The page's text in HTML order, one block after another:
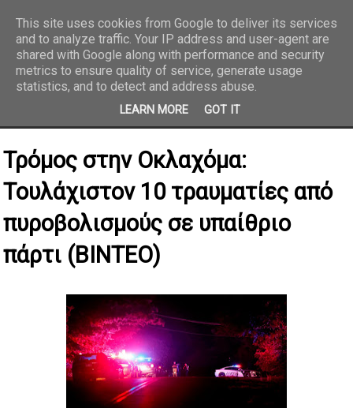
REPORTAZ NET
Τρόμος στην Οκλαχόμα:
Τουλάχιστον 10 τραυματίες από
πυροβολισμούς σε υπαίθριο
πάρτι (ΒΙΝΤΕΟ)
This site uses cookies from Google to deliver its services
and to analyze traffic. Your IP address and user-agent are
shared with Google along with performance and security
metrics to ensure quality of service, generate usage
statistics, and to detect and address abuse.
LEARN MORE GOT IT